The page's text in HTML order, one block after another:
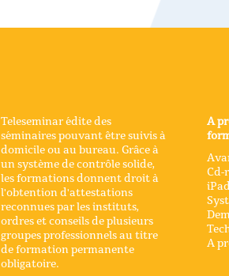
Teleseminar édite des
séminaires pouvant être suivis à
domicile ou au bureau. Grâce à
un système de contrôle solide,
les formations donnent droit à
l'obtention d'attestations
reconnues par les instituts,
ordres et conseils de plusieurs
groupes professionnels au titre
de formation permanente
obligatoire.
A
Cd-
A